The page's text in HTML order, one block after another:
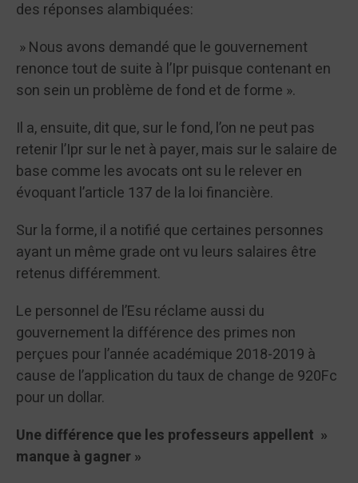
des réponses alambiquées:
» Nous avons demandé que le gouvernement
renonce tout de suite à l’Ipr puisque contenant en
son sein un problème de fond et de forme ».
Il a, ensuite, dit que, sur le fond, l’on ne peut pas
retenir l’Ipr sur le net à payer, mais sur le salaire de
base comme les avocats ont su le relever en
évoquant l’article 137 de la loi financière.
Sur la forme, il a notifié que certaines personnes
ayant un même grade ont vu leurs salaires être
retenus différemment.
Le personnel de l’Esu réclame aussi du
gouvernement la différence des primes non
perçues pour l’année académique 2018-2019 à
cause de l’application du taux de change de 920Fc
pour un dollar.
Une différence que les professeurs appellent »
manque à gagner »